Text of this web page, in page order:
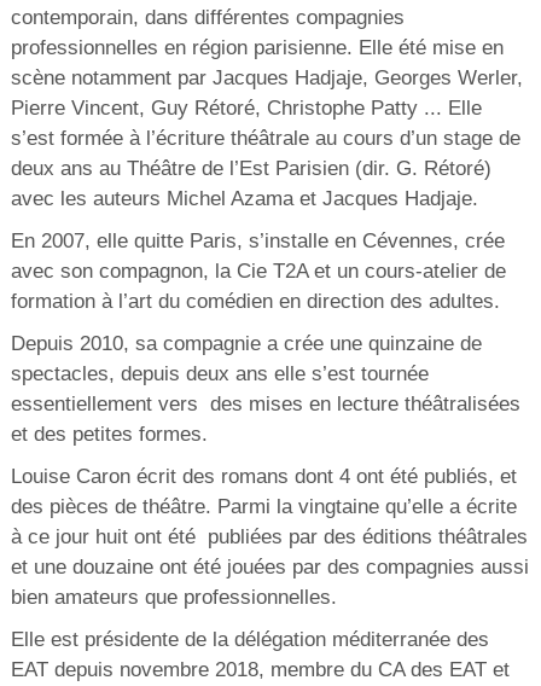
contemporain, dans différentes compagnies
professionnelles en région parisienne. Elle été mise en
scène notamment par Jacques Hadjaje, Georges Werler,
Pierre Vincent, Guy Rétoré, Christophe Patty ... Elle
s’est formée à l’écriture théâtrale au cours d’un stage de
deux ans au Théâtre de l’Est Parisien (dir. G. Rétoré)
avec les auteurs Michel Azama et Jacques Hadjaje.
En 2007, elle quitte Paris, s’installe en Cévennes, crée
avec son compagnon, la Cie T2A et un cours-atelier de
formation à l’art du comédien en direction des adultes.
Depuis 2010, sa compagnie a crée une quinzaine de
spectacles, depuis deux ans elle s’est tournée
essentiellement vers des mises en lecture théâtralisées
et des petites formes.
Louise Caron écrit des romans dont 4 ont été publiés, et
des pièces de théâtre. Parmi la vingtaine qu’elle a écrite
à ce jour huit ont été publiées par des éditions théâtrales
et une douzaine ont été jouées par des compagnies aussi
bien amateurs que professionnelles.
Elle est présidente de la délégation méditerranée des
EAT depuis novembre 2018, membre du CA des EAT et